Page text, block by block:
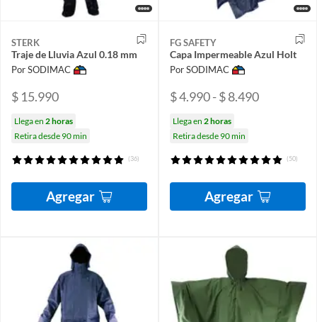
STERK
Traje de Lluvia Azul 0.18 mm
Por SODIMAC
$ 15.990
Llega en 2 horas
Retira desde 90 min
(36)
Agregar
FG SAFETY
Capa Impermeable Azul Holt
Por SODIMAC
$ 4.990 - $ 8.490
Llega en 2 horas
Retira desde 90 min
(50)
Agregar